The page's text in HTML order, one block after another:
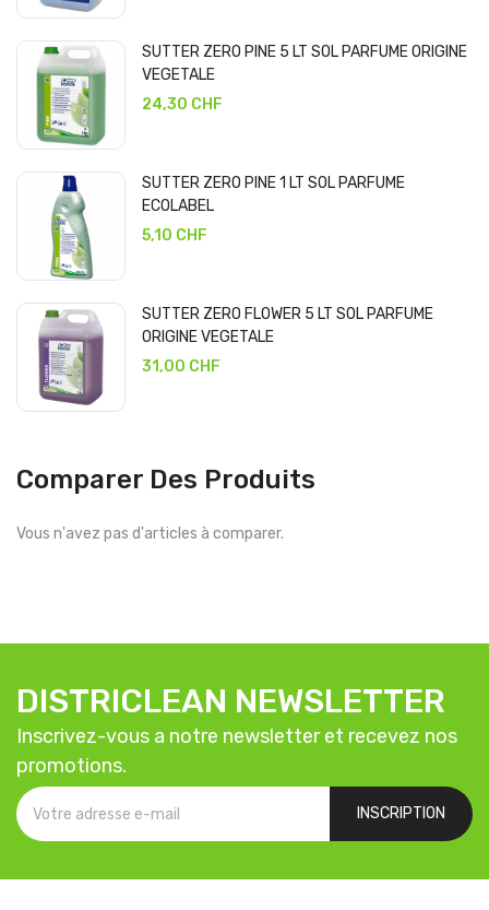
SUTTER ZERO PINE 5 LT SOL PARFUME ORIGINE
VEGETALE
24,30 CHF
SUTTER ZERO PINE 1 LT SOL PARFUME
ECOLABEL
5,10 CHF
SUTTER ZERO FLOWER 5 LT SOL PARFUME
ORIGINE VEGETALE
31,00 CHF
Comparer Des Produits
Vous n'avez pas d'articles à comparer.
DISTRICLEAN NEWSLETTER
Inscrivez-vous a notre newsletter et recevez nos
promotions.
INSCRIPTION